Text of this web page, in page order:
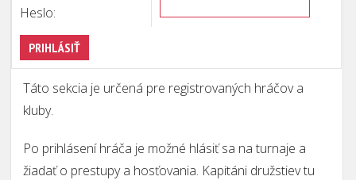
Heslo:
Táto sekcia je určená pre registrovaných hráčov a
kluby.
Po prihlásení hráča je možné hlásiť sa na turnaje a
žiadať o prestupy a hosťovania. Kapitáni družstiev tu